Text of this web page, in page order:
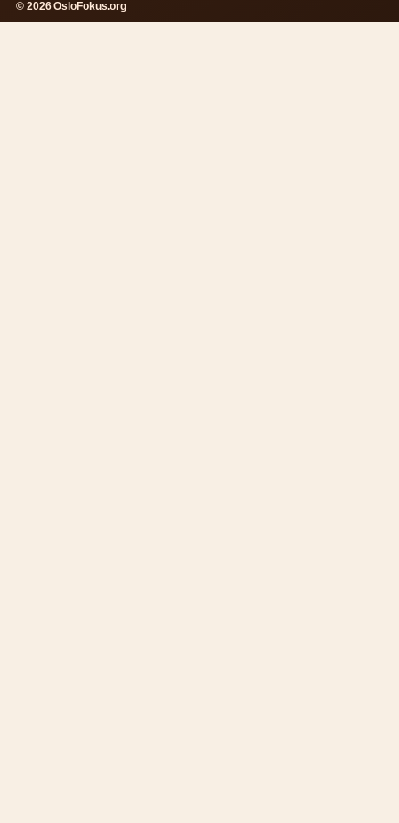
© 2026 OsloFokus.org